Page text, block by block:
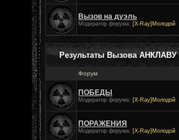
Вызов на дуэль
Модератор форума: [X-Ray]Молодой
Результаты Вызова АНКЛАВУ
Форум
ПОБЕДЫ
Модератор форума: [X-Ray]Молодой
ПОРАЖЕНИЯ
Модератор форума: [X-Ray]Молодой